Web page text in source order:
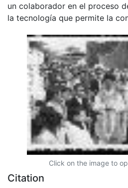
un colaborador en el proceso
la tecnología que permite la
Click on the image to
Citation